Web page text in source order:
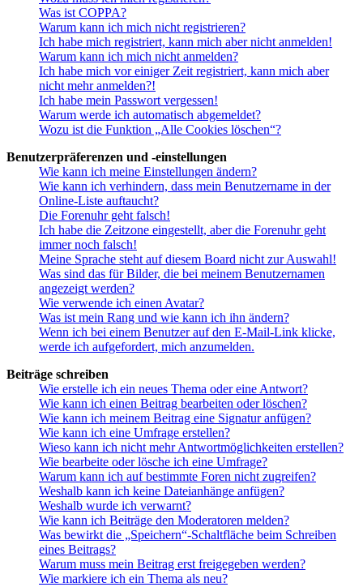
Was ist COPPA?
Warum kann ich mich nicht registrieren?
Ich habe mich registriert, kann mich aber nicht anmelden!
Warum kann ich mich nicht anmelden?
Ich habe mich vor einiger Zeit registriert, kann mich aber
nicht mehr anmelden?!
Ich habe mein Passwort vergessen!
Warum werde ich automatisch abgemeldet?
Wozu ist die Funktion „Alle Cookies löschen“?
Benutzerpräferenzen und -einstellungen
Wie kann ich meine Einstellungen ändern?
Wie kann ich verhindern, dass mein Benutzername in der
Online-Liste auftaucht?
Die Forenuhr geht falsch!
Ich habe die Zeitzone eingestellt, aber die Forenuhr geht
immer noch falsch!
Meine Sprache steht auf diesem Board nicht zur Auswahl!
Was sind das für Bilder, die bei meinem Benutzernamen
angezeigt werden?
Wie verwende ich einen Avatar?
Was ist mein Rang und wie kann ich ihn ändern?
Wenn ich bei einem Benutzer auf den E-Mail-Link klicke,
werde ich aufgefordert, mich anzumelden.
Beiträge schreiben
Wie erstelle ich ein neues Thema oder eine Antwort?
Wie kann ich einen Beitrag bearbeiten oder löschen?
Wie kann ich meinem Beitrag eine Signatur anfügen?
Wie kann ich eine Umfrage erstellen?
Wieso kann ich nicht mehr Antwortmöglichkeiten erstellen?
Wie bearbeite oder lösche ich eine Umfrage?
Warum kann ich auf bestimmte Foren nicht zugreifen?
Weshalb kann ich keine Dateianhänge anfügen?
Weshalb wurde ich verwarnt?
Wie kann ich Beiträge den Moderatoren melden?
Was bewirkt die „Speichern“-Schaltfläche beim Schreiben
eines Beitrags?
Warum muss mein Beitrag erst freigegeben werden?
Wie markiere ich ein Thema als neu?